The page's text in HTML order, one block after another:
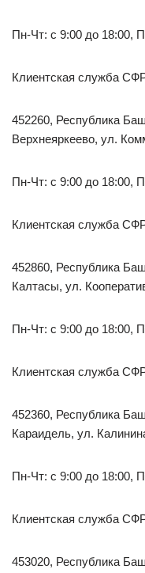
Пн-Чт: с 9:00 до 18:00,
Клиентская служба
452260, Республика
Верхнеяркеево, ул.
Пн-Чт: с 9:00 до 18:00,
Клиентская служба
452860, Республика
Калтасы, ул.
Пн-Чт: с 9:00 до 18:00,
Клиентская служба
452360, Республика
Караидель, ул.
Пн-Чт: с 9:00 до 18:00,
Клиентская служба
453020, Республика